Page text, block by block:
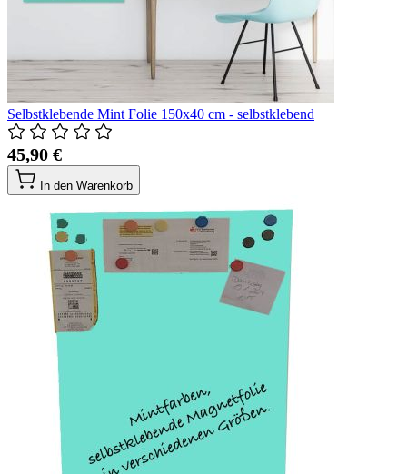
Selbstklebende Mint Folie 150x40 cm - selbstklebend
45,90 €
In den Warenkorb